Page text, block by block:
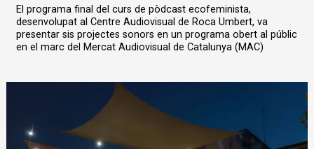
El programa final del curs de pòdcast ecofeminista,
desenvolupat al Centre Audiovisual de Roca Umbert, va
presentar sis projectes sonors en un programa obert al públic
en el marc del Mercat Audiovisual de Catalunya (MAC)